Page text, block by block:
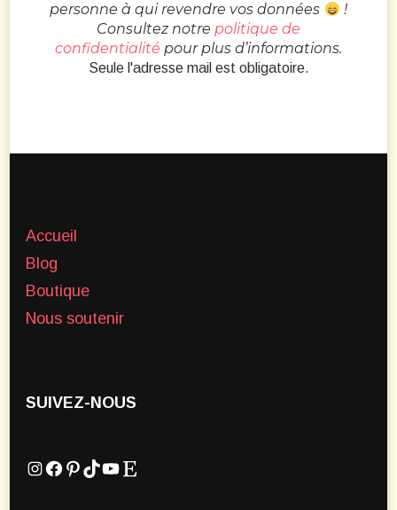
personne à qui revendre vos données
!
Consultez notre politique de
confidentialité pour plus d’informations.
Seule l'adresse mail est obligatoire.
Accueil
Blog
Boutique
Nous soutenir
SUIVEZ-NOUS
Instagram
Facebook
Pinterest
TikTok
YouTube